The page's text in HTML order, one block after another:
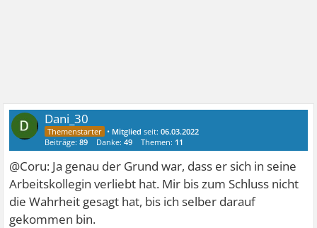
Dani_30
• Mitglied seit:06.03.2022
Beiträge:89 Danke:49 Themen: 11
@Coru: Ja genau der Grund war, dass er sich in seine
Arbeitskollegin verliebt hat. Mir bis zum Schluss nicht
die Wahrheit gesagt hat, bis ich selber darauf
gekommen bin.